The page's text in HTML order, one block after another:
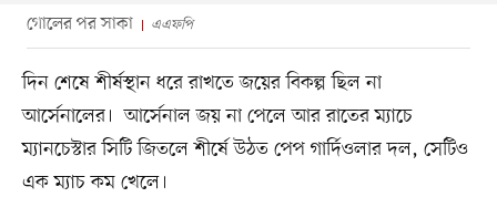
গোলের পর সাকা এএফপি
দিন শেষে শীর্ষস্থান ধরে রাখতে জয়ের বিকল্প ছিল না
আর্সেনালের। আর্সেনাল জয় না পেলে আর রাতের ম্যাচে
ম্যানচেস্টার সিটি জিতলে শীর্ষে উঠত পেপ গার্দিওলার দল, সেটিও
এক ম্যাচ কম খেলে।